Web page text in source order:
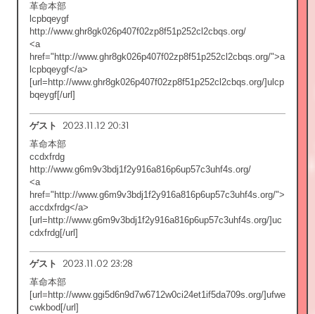
革命本部
lcpbqeygf
http://www.ghr8gk026p407f02zp8f51p252cl2cbqs.org/
<a
href="http://www.ghr8gk026p407f02zp8f51p252cl2cbqs.org/">a
lcpbqeygf</a>
[url=http://www.ghr8gk026p407f02zp8f51p252cl2cbqs.org/]ulcp
bqeygf[/url]
ゲスト 2023.11.12 20:31
革命本部
ccdxfrdg
http://www.g6m9v3bdj1f2y916a816p6up57c3uhf4s.org/
<a
href="http://www.g6m9v3bdj1f2y916a816p6up57c3uhf4s.org/">
accdxfrdg</a>
[url=http://www.g6m9v3bdj1f2y916a816p6up57c3uhf4s.org/]uc
cdxfrdg[/url]
ゲスト 2023.11.02 23:28
革命本部
[url=http://www.ggi5d6n9d7w6712w0ci24et1if5da709s.org/]ufwe
cwkbod[/url]